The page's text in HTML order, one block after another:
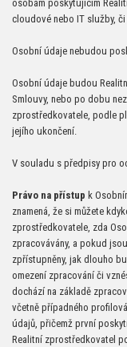
osobám poskytujícím
cloudové nebo IT služby,
Osobní údaje nebudou
Osobní údaje budou
Smlouvy, nebo po dobu
zprostředkovatele, podle
jejího ukončení.
V souladu s předpisy pro
Právo na přístup k
znamená, že si můžete
zprostředkovatele, zda
zpracovávány, a pokud
zpřístupněny, jak dlouho
omezení zpracování či
dochází na základě
včetně případného
údajů, přičemž první
Realitní zprostředkovatel